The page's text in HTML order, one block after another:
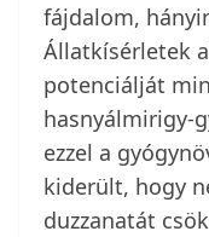
fájdalom,
Állatkísérletek
potenciálját
hasnyálmirigy-
ezzel a
kiderült, hogy
duzzanatát